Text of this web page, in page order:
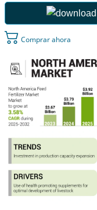
Comprar ahora